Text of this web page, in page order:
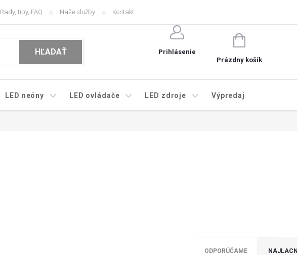
Rady, tipy, FAQ Naše služby Kontakt
HĽADAŤ Prihlásenie
NÁKUPNÝ
KOŠÍK
Prázdny košík
LED neóny LED ovládače LED zdroje Výpredaj
ODPORÚČAME